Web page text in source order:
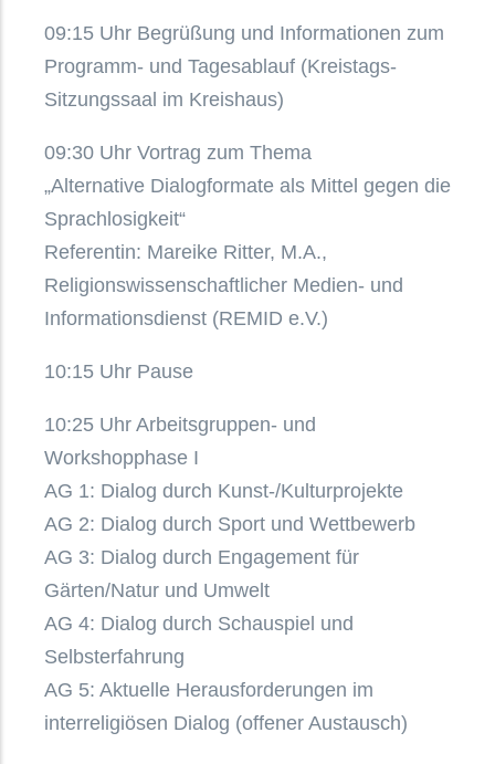
09:15 Uhr Begrüßung und Informationen zum
Programm- und Tagesablauf (Kreistags-
Sitzungssaal im Kreishaus)
09:30 Uhr Vortrag zum Thema
„Alternative Dialogformate als Mittel gegen die
Sprachlosigkeit“
Referentin: Mareike Ritter, M.A.,
Religionswissenschaftlicher Medien- und
Informationsdienst (REMID e.V.)
10:15 Uhr Pause
10:25 Uhr Arbeitsgruppen- und
Workshopphase I
AG 1: Dialog durch Kunst-/Kulturprojekte
AG 2: Dialog durch Sport und Wettbewerb
AG 3: Dialog durch Engagement für
Gärten/Natur und Umwelt
AG 4: Dialog durch Schauspiel und
Selbsterfahrung
AG 5: Aktuelle Herausforderungen im
interreligiösen Dialog (offener Austausch)